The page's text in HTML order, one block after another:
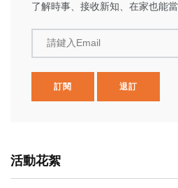
了解時事、接收新知、在家也能當
請鍵入Email
訂閱 退訂
活動花絮